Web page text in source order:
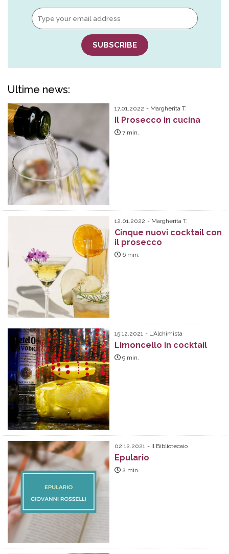
Ultime news:
17.01.2022 Margherita T.
Il Prosecco in cucina
7 min.
12.01.2022 Margherita T.
Cinque nuovi cocktail con
il prosecco
6 min.
15.12.2021 L'Alchimista
Limoncello in cocktail
9 min.
02.12.2021 Il Bibliotecaio
Epulario
2 min.